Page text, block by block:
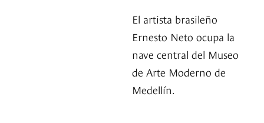
El artista brasileño
Ernesto Neto ocupa la
nave central del Museo
de Arte Moderno de
Medellín.